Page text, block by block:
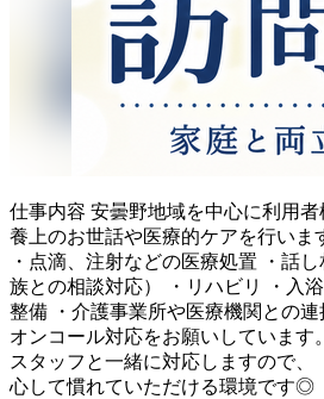
仕事内容 安曇野地域を中心に利用
養上のお世話や医療的ケアを行い
・点滴、注射などの医療処置 ・話
族との相談対応） ・リハビリ ・入
整備 ・介護事業所や医療機関と
オンコール対応をお願いしていま
スタッフと一緒に対応しますので
心して慣れていただける環境です◎